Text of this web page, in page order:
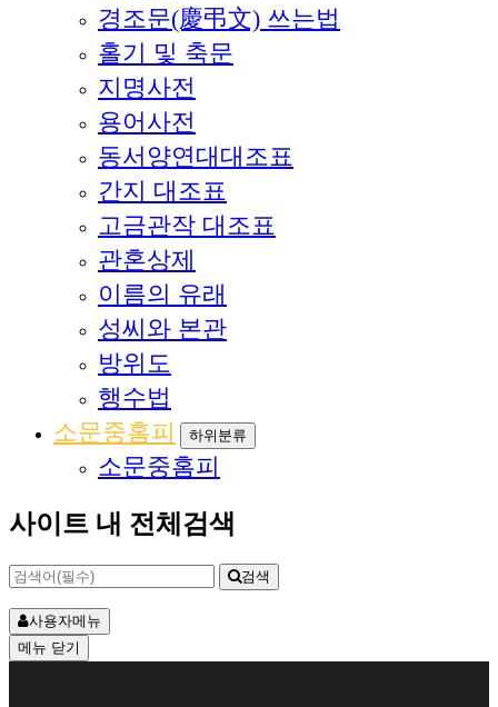
경조문(慶弔文) 쓰는법
홀기 및 축문
지명사전
용어사전
동서양연대대조표
간지 대조표
고금관작 대조표
관혼상제
이름의 유래
성씨와 본관
방위도
행수법
소문중홈피
하위분류
소문중홈피
사이트 내 전체검색
검색
사용자메뉴
메뉴 닫기